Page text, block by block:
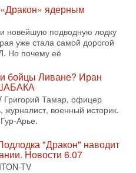
Израиля Биньямина
с Дональдом Трампом
ответов. Полная
Нетаниягу! Трамп не
взрыв!
СЕРГЕЙ МИГДАЛЬ, эксперт
запаса
Израиля, автор
- НОВОСТИ
Трамп заявил о
о полном
вооруженных группировок в
ядерным
новейшую подводную лодку
уже стала самой дорогой
Но почему её
бойцы Ливане? Иран
Григорий Тамар, офицер
журналист, военный историк.
Арье.
"Дракон" наводит
Новости 6.07
TV